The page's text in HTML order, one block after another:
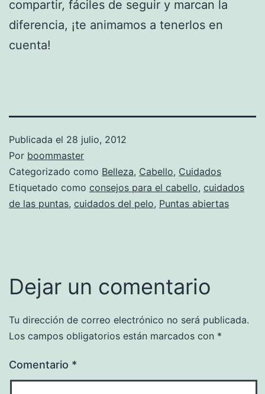
compartir, fáciles de seguir y marcan la
diferencia, ¡te animamos a tenerlos en
cuenta!
Publicada el 28 julio, 2012
Por boommaster
Categorizado como Belleza, Cabello, Cuidados
Etiquetado como consejos para el cabello, cuidados
de las puntas, cuidados del pelo, Puntas abiertas
Dejar un comentario
Tu dirección de correo electrónico no será publicada.
Los campos obligatorios están marcados con *
Comentario *